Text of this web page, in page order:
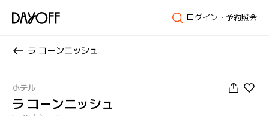
ログイン・予約照会
ラ コーンニッシュ
ホテル
ラ コーンニッシュ